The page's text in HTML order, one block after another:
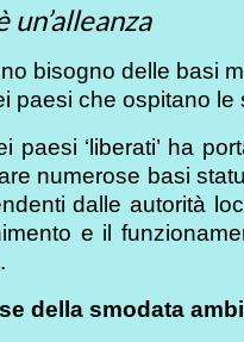
un’alleanza
bisogno delle basi
paesi che ospitano
paesi ‘liberati’ ha
numerose basi
dalle autorità
e il
della smodata